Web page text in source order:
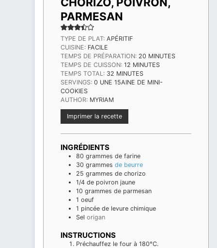
PARMESAN
TYPE DE PLAT: APÉRITIF
CUISINE: FACILE
TEMPS DE PRÉPARATION: 20 MINUTES
MINUTES
TEMPS DE CUISSON: 12 MINUTES
MINUTES
TEMPS TOTAL: 32 MINUTES
MINUTES
SERVINGS: 0 UNE 15AINE DE MINI-
COOKIES
AUTHOR: MYRIAM
Imprimer la recette
INGRÉDIENTS
80 grammes de farine
30 grammes de beurre
25 grammes de chorizo
1/4 de poivron jaune
10 grammes de parmesan
1 oeuf
1 pincée de levure chimique
Sel origan
INSTRUCTIONS
Préchauffez le four à 180°C.